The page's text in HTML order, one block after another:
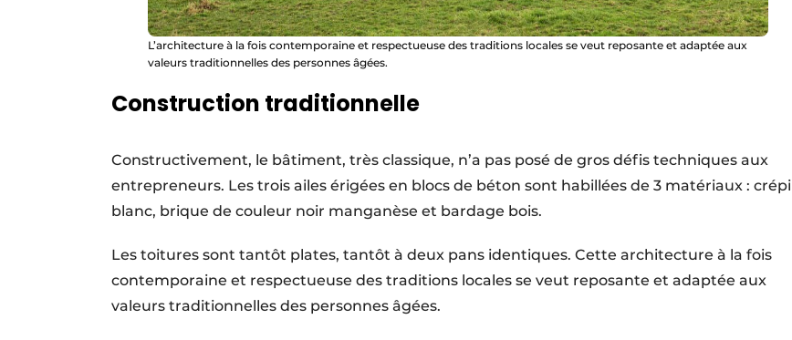
L’architecture à la fois contemporaine et respectueuse des traditions locales se veut reposante et adaptée aux
valeurs traditionnelles des personnes âgées.
Construction traditionnelle
Constructivement, le bâtiment, très classique, n’a pas posé de gros défis techniques aux
entre­preneurs. Les trois ailes érigées en blocs de béton sont habillées de 3 matériaux : crépi
blanc, brique de couleur noir manganèse et bardage bois.
Les toitures sont tantôt plates, tantôt à deux pans identiques. Cette architecture à la fois
con­tem­poraine et respectueuse des traditions locales se veut reposante et adaptée aux
valeurs tradi­tionnelles des personnes âgées.